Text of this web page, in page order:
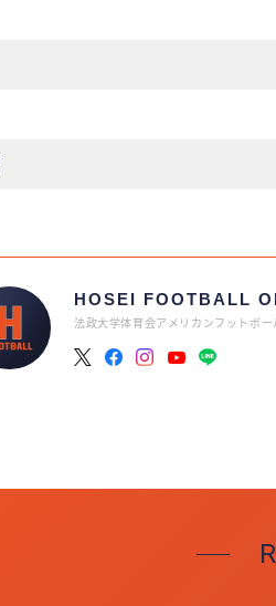
HOSEI FOOTBALL
法政大学体育会アメリカンフットボ